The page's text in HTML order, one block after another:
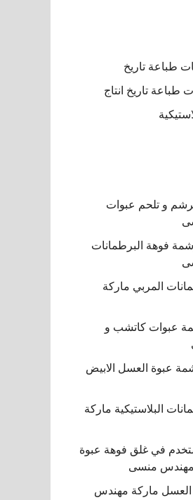
طباعة تاريخ
طباعة تاريخ انتاج
و تلحم عبوات
فوهة البرطمانات
المربي ماركة
عبوات كاتشب و
عبوة العسل الابيض
البلاستيكية ماركة
في غلق فوهة عبوة
مهندس منسى
ماركة مهندس